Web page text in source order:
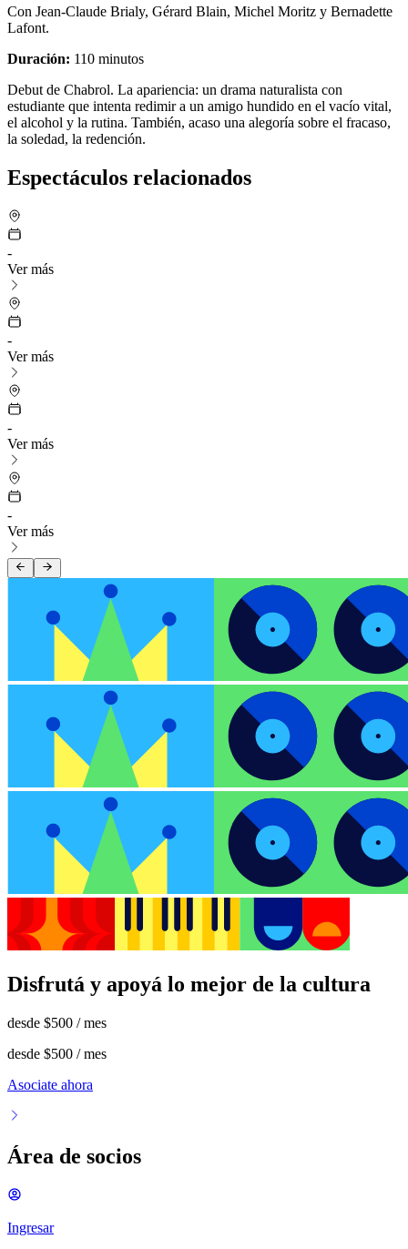
Con Jean-Claude Brialy, Gérard Blain, Michel Moritz y Bernadette
Lafont.
Duración: 110 minutos
Debut de Chabrol. La apariencia: un drama naturalista con
estudiante que intenta redimir a un amigo hundido en el vacío vital,
el alcohol y la rutina. También, acaso una alegoría sobre el fracaso,
la soledad, la redención.
Espectáculos relacionados
-
Ver más
-
Ver más
-
Ver más
-
Ver más
Disfrutá y apoyá lo mejor de la cultura
desde $500 / mes
desde $500 / mes
Asociate ahora
Área de socios
Ingresar